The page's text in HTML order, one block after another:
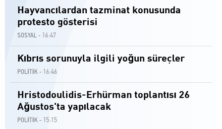
Hayvancılardan tazminat konusunda
protesto gösterisi
SOSYAL - 16:47
Kıbrıs sorunuyla ilgili yoğun süreçler
POLİTİK - 16:46
Hristodoulidis-Erhürman toplantısı 26
Ağustos'ta yapılacak
POLİTİK - 15:15